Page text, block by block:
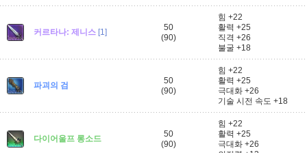
커르타나: 제니스 [1]
50
(90)
힘 +22
활력 +25
직격 +26
불굴 +18
파괴의 검
50
(90)
힘 +22
활력 +25
극대화 +26
기술 시전 속도 +18
다이어울프 롱소드
50
(90)
힘 +22
활력 +25
극대화 +26